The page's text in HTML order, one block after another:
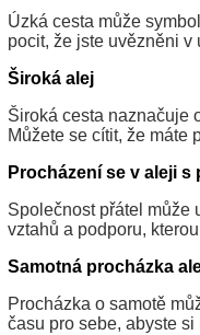
Úzká cesta může
pocit, že jste uvězněni v
Široká alej
Široká cesta naznačuje
Můžete se cítit, že máte
Procházení se v aleji s
Společnost přátel může
vztahů a podporu,
Samotná procházka
Procházka o samotě
času pro sebe, abyste